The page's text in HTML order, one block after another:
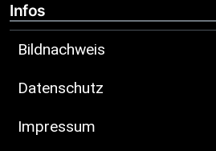
Infos
Bildnachweis
Datenschutz
Impressum